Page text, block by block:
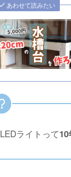
あわせて読みたい
LEDライトって